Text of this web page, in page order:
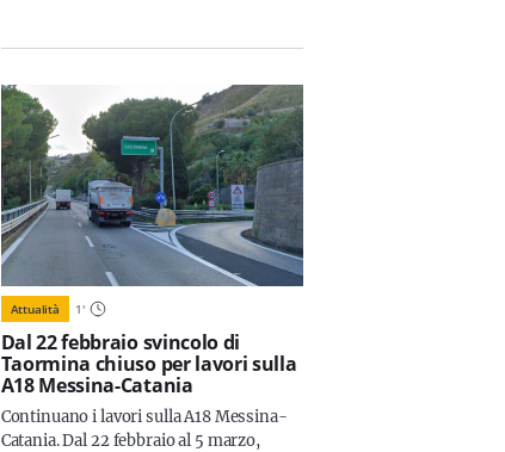
Attualità 1'
Dal 22 febbraio svincolo di
Taormina chiuso per lavori sulla
A18 Messina-Catania
Continuano i lavori sulla A18 Messina-
Catania. Dal 22 febbraio al 5 marzo,